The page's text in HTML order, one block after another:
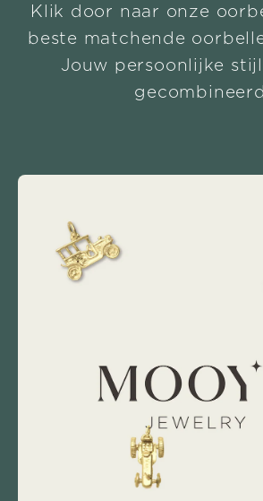
Klik door naar onze
beste matchende
Jouw persoonlijke
gecombineerd